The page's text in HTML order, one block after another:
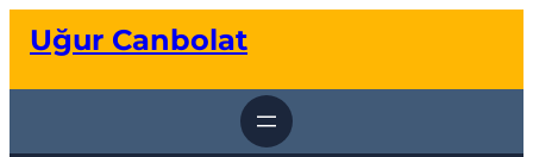
geçUğur Canbolat